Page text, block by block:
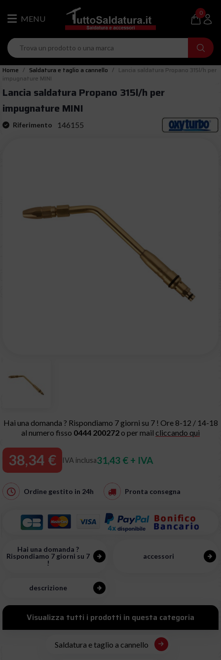
0
Home Saldatura e taglio a cannello
Lancia saldatura Propano 315l/h per
impugnature MINI
Lancia saldatura Propano 315l/h per
impugnature MINI
Riferimento 146155
Hai una domanda ? Rispondiamo 7 giorni su 7 ! Ore 8-12 / 14-18
al numero fisso 0444 200272 o per mail cliccando qui
38,34 € IVA inclusa31,43 € + IVA
Ordine gestito in 24h Pronta consegna
Hai una domanda ?
Rispondiamo 7 giorni su 7
!
accessori
descrizione
Visualizza tutti i prodotti in questa categoria
Saldatura e taglio a cannello